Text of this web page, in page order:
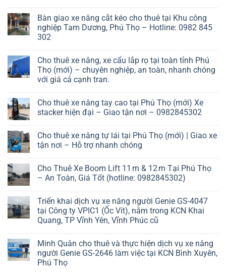
Bàn giao xe nâng cắt kéo cho thuê tại Khu công
nghiệp Tam Dương, Phú Thọ – Hotline: 0982 845
302
Cho thuê xe nâng, xe cẩu lắp rọ tại toàn tỉnh Phú
Thọ (mới) – chuyên nghiệp, an toàn, nhanh chóng
với giá cả cạnh tran.
Cho thuê xe nâng tay cao tại Phú Thọ (mới) Xe
stacker hiện đại – Giao tận nơi – 0982845302
Cho thuê xe nâng tự lái tại Phú Thọ (mới) | Giao xe
tận nơi – Hỗ trợ nhanh chóng
Cho Thuê Xe Boom Lift 11 m & 12 m Tại Phú Thọ
– An Toàn, Giá Tốt (hotline: 0982845302)
Triển khai dịch vụ xe nâng người Genie GS-4047
tại Công ty VPIC1 (Ốc Vít), nằm trong KCN Khai
Quang, TP Vĩnh Yên, Vĩnh Phúc cũ
Minh Quân cho thuê và thực hiện dịch vụ xe nâng
người Genie GS-2646 làm việc tại KCN Bình Xuyên,
Phú Thọ